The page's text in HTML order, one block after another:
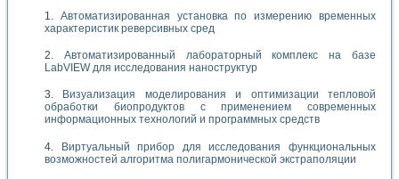
Автоматизированная установка по измерению временных
характеристик реверсивных сред
Автоматизированный лабораторный комплекс на базе
LabVIEW для исследования наноструктур
Визуализация моделирования и оптимизации тепловой
обработки биопродуктов с применением современных
информационных технологий и программных средств
Виртуальный прибор для исследования функциональных
возможностей алгоритма полигармонической экстраполяции